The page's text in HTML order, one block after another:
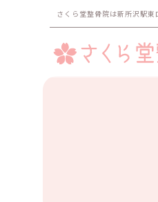
さくら堂整骨院は新所沢駅